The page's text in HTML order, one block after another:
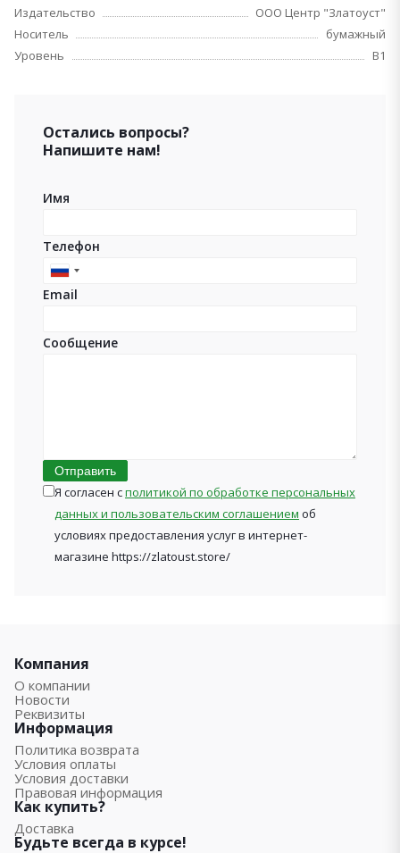
Издательство
ООО Центр "Златоуст"
Носитель
бумажный
Уровень
B1
Остались вопросы?
Напишите нам!
Имя
Телефон
Russia
+7
Email
Сообщение
Отправить
Я согласен сполитикой по обработке персональных
данных и пользовательским соглашением об
условиях предоставления услуг в интернет-
магазине https://zlatoust.store/
Компания
О компании
Новости
Реквизиты
Информация
Политика возврата
Условия оплаты
Условия доставки
Правовая информация
Как купить?
Доставка
Будьте всегда в курсе!